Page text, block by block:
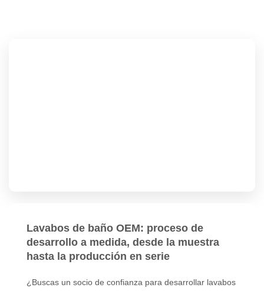
Lavabos de baño OEM: proceso de
desarrollo a medida, desde la muestra
hasta la producción en serie
¿Buscas un socio de confianza para desarrollar lavabos